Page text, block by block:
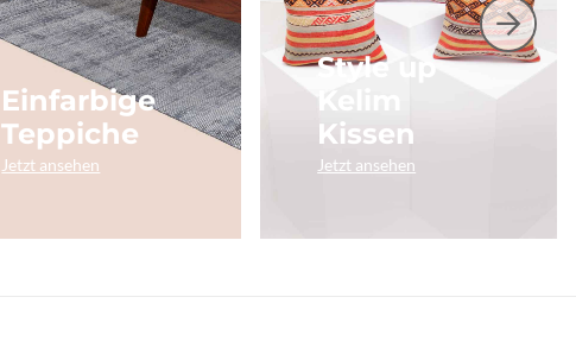
Einfarbige
Teppiche
Jetzt ansehen
Style up
Kelim
Kissen
Jetzt ansehen